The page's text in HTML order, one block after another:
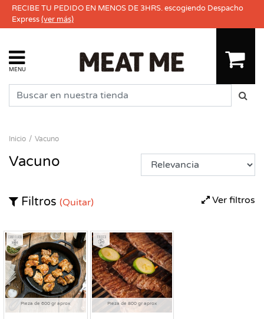
RECIBE TU PEDIDO EN MENOS DE 3HRS. escogiendo Despacho
Express(ver más)
MENU
Inicio Vacuno
Vacuno
Ver filtros
Filtros (Quitar)
Pieza de 600 gr aprox
Congelado
Pieza de 800 gr aprox
Fresco